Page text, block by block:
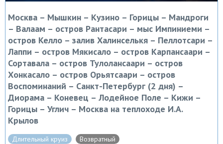
Москва – Мышкин – Кузино – Горицы – Мандроги
– Валаам – остров Рантасари – мыс Импиниеми –
остров Келло – залив Халинселькя – Пеллотсари –
Лаппи – остров Мякисало – остров Карпансаари –
Сортавала – остров Тулолансаари – остров
Хонкасало – остров Орьятсаари – остров
Воспоминаний – Санкт-Петербург (2 дня) –
Диорама – Коневец – Лодейное Поле – Кижи –
Горицы – Углич – Москва на теплоходе И.А.
Крылов
Длительный круиз Возвратный